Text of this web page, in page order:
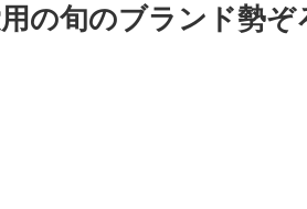
の旬のブランド勢